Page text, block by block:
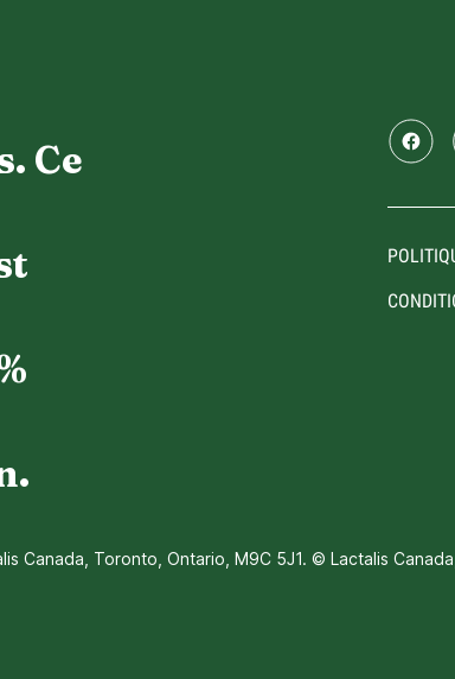
Ce
Canada, Toronto, Ontario, M9C 5J1. © Lactalis